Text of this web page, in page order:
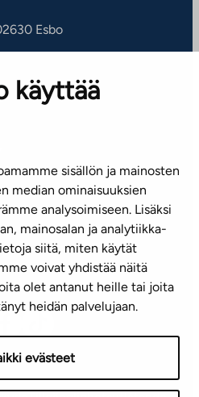
käyttää
sisällön ja mainosten
median ominaisuuksien
analysoimiseen. Lisäksi
mainosalan ja analytiikka-
siitä, miten käytät
voivat yhdistää näitä
olet antanut heille tai joita
heidän palvelujaan.
evästeet
Esbo